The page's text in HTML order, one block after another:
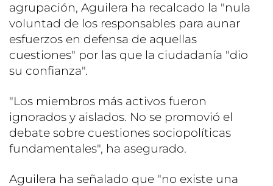
agrupación, Aguilera ha recalcado la "nula
voluntad de los responsables para aunar
esfuerzos en defensa de aquellas
cuestiones" por las que la ciudadanía "dio
su confianza".
"Los miembros más activos fueron
ignorados y aislados. No se promovió el
debate sobre cuestiones sociopolíticas
fundamentales", ha asegurado.
Aguilera ha señalado que "no existe una